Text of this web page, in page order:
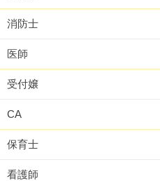
消防士
医師
受付嬢
CA
保育士
看護師